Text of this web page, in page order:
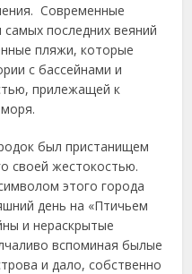
Современные
последних веяний
пляжи, которые
с бассейнами и
прилежащей к
был пристанищем
своей жестокостью.
этого города
день на «Птичьем
и нераскрытые
вспоминая былые
и дало, собственно